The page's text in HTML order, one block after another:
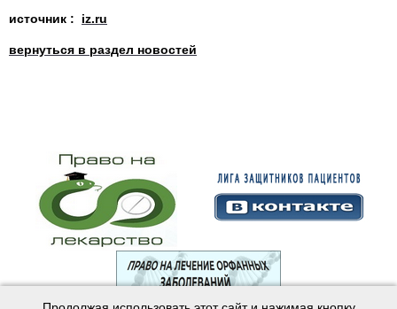
источник : iz.ru
вернуться в раздел новостей